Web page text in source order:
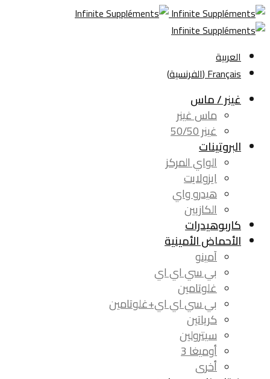
العربية
Français
(الفرنسية)
غينر / ماس
ماس غينر
غينر 50/50
البروتينات
الواي المركز
ايزولايت
هيدرو واي
الكازيين
كاربوهيدرات
الأحماض الأمينية
آمينو
بي سي اي اي
غلوتامين
بي سي اي اي+غلوتامين
كرياتين
سيترولين
أوميغا 3
أخرى